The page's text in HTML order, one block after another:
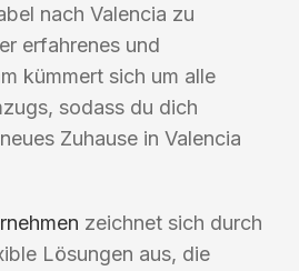
nach Valencia zu
erfahrenes und
kümmert sich um alle
sodass du dich
Zuhause in Valencia
zeichnet sich durch
Lösungen aus, die